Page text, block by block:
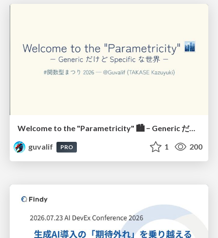
Welcome to the "Parametricity" 🏙️ − Generic だけど Specific な世界 −
guvalif
PRO 1 200